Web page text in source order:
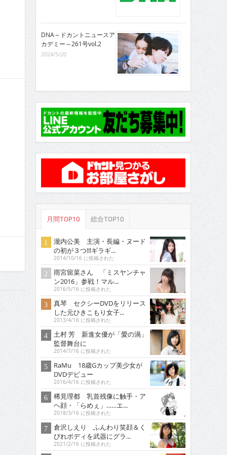
DNA～ドカントニュースア
カデミー～261号vol.2
2024/5/20
月間TOP10 総合TOP10
瀧内公美 主演・長編・ヌード
の初が３つ!!!ギラギ...
2014/10/16 に投稿された
雨宮留菜さん 「ミスヤンチャ
ン2016」参戦！マル...
2016/5/16 に投稿された
真琴 セクシーDVDをリリース
した元ひきこもり女子...
2013/4/16 に投稿された
土村 芳 新進女優が「愛の渦」
監督舞台に
2014/7/16 に投稿された
RaMu 18歳Gカップ美少女が
DVDデビュー
2016/4/16 に投稿された
稀見理都 乳首残像に触手・ア
ヘ顔・「らめぇ」……エ...
2018/3/16 に投稿された
倉沢しえり ふんわり笑顔＆く
びれボディを武器にグラ...
2021/2/16 に投稿された